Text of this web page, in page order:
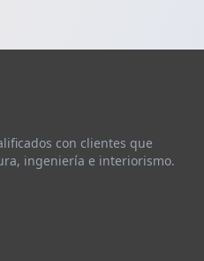
con clientes que
ingeniería e interiorismo.